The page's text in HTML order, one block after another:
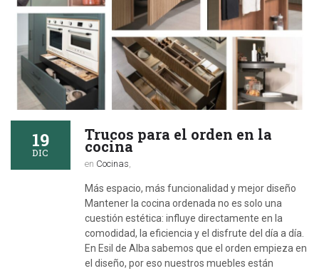
19
DIC
Trucos para el orden en la
cocina
en Cocinas
Más espacio, más funcionalidad y mejor diseño
Mantener la cocina ordenada no es solo una
cuestión estética: influye directamente en la
comodidad, la eficiencia y el disfrute del día a día.
En Esil de Alba sabemos que el orden empieza en
el diseño, por eso nuestros muebles están